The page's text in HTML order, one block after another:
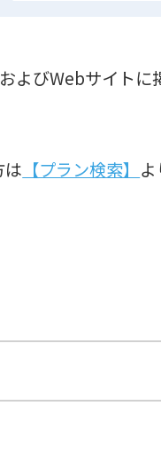
よびWebサイト
は 【プラン検索】